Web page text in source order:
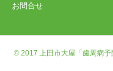
お問合せ
© 2017 上田市大屋「歯周病